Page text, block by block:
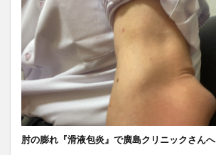
肘の膨れ『滑液包炎』で廣島クリニックさんへ